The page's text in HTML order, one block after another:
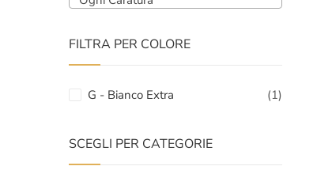
FILTRA PER COLORE
G - Bianco Extra (1)
SCEGLI PER CATEGORIE